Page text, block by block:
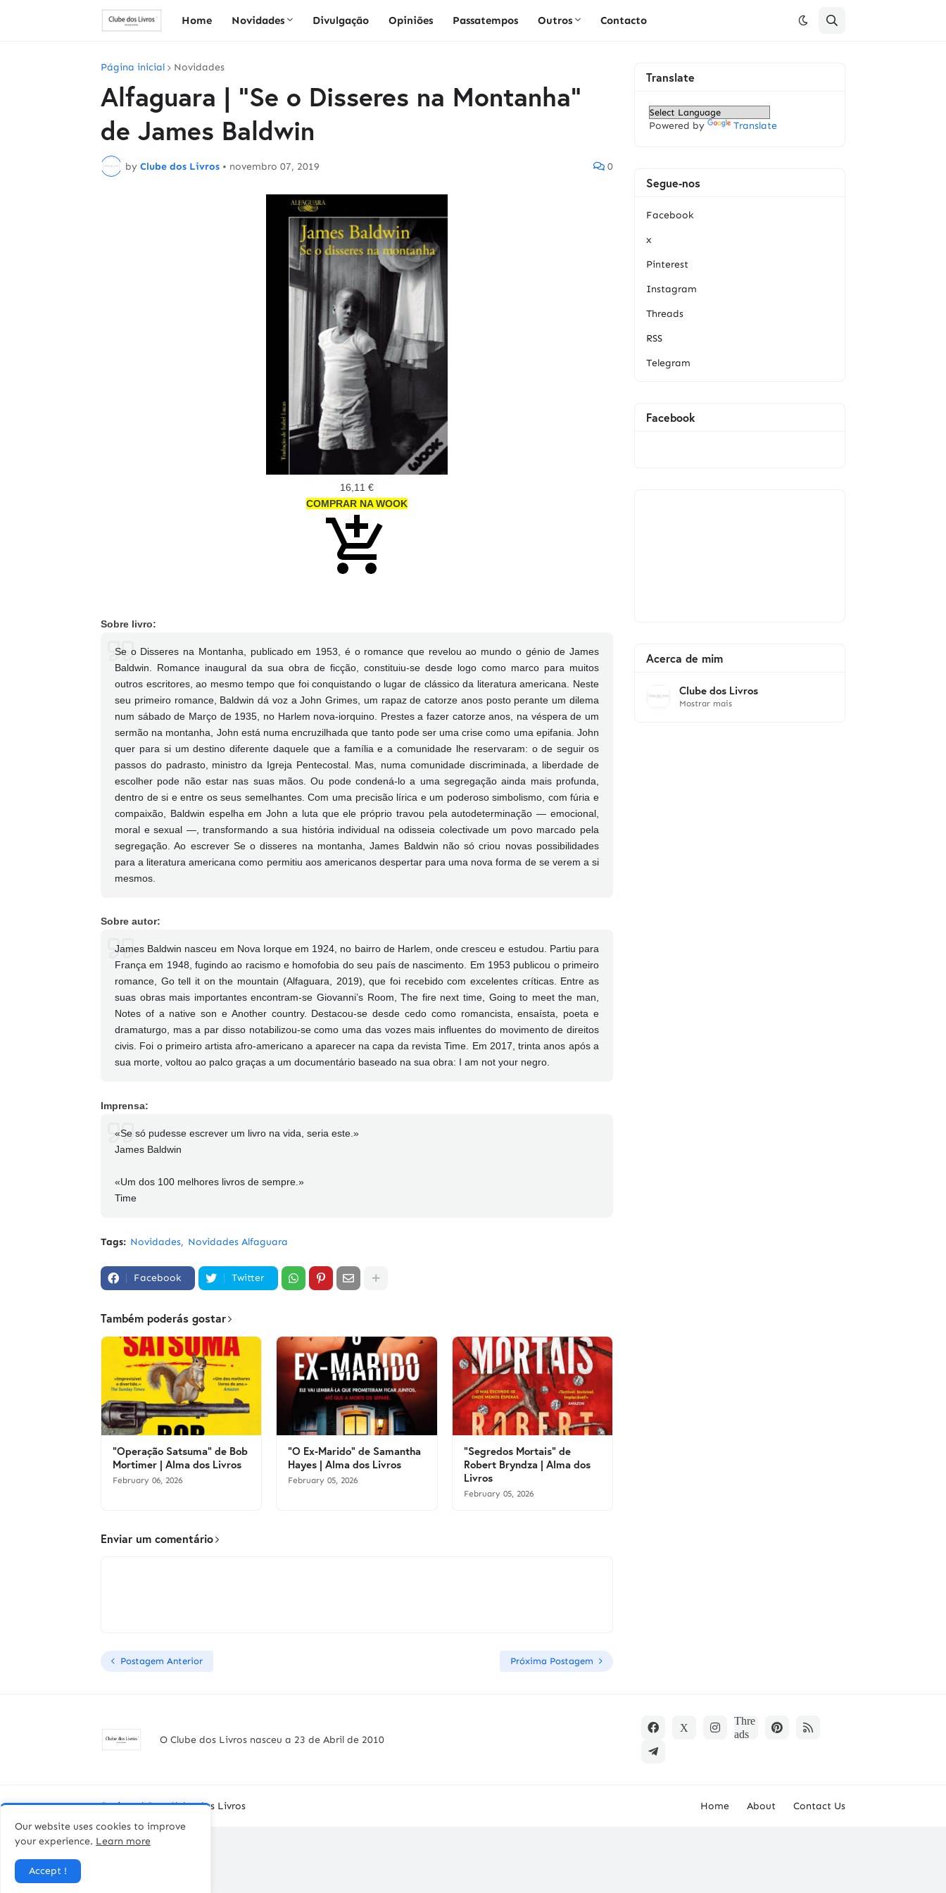
Home Novidades Divulgação Opiniões Passatempos Outros Contacto
Página inicial Novidades
Alfaguara | "Se o Disseres na Montanha"
de James Baldwin
by Clube dos Livros • novembro 07, 2019 0
16,11 €
COMPRAR NA WOOK
Sobre livro:
Se o Disseres na Montanha, publicado em 1953, é o romance que revelou ao mundo o génio de James
Baldwin. Romance inaugural da sua obra de ficção, constituiu-se desde logo como marco para muitos
outros escritores, ao mesmo tempo que foi conquistando o lugar de clássico da literatura americana. Neste
seu primeiro romance, Baldwin dá voz a John Grimes, um rapaz de catorze anos posto perante um dilema
num sábado de Março de 1935, no Harlem nova-iorquino. Prestes a fazer catorze anos, na véspera de um
sermão na montanha, John está numa encruzilhada que tanto pode ser uma crise como uma epifania. John
quer para si um destino diferente daquele que a família e a comunidade lhe reservaram: o de seguir os
passos do padrasto, ministro da Igreja Pentecostal. Mas, numa comunidade discriminada, a liberdade de
escolher pode não estar nas suas mãos. Ou pode condená-lo a uma segregação ainda mais profunda,
dentro de si e entre os seus semelhantes. Com uma precisão lírica e um poderoso simbolismo, com fúria e
compaixão, Baldwin espelha em John a luta que ele próprio travou pela autodeterminação — emocional,
moral e sexual —, transformando a sua história individual na odisseia colectivade um povo marcado pela
segregação. Ao escrever Se o disseres na montanha, James Baldwin não só criou novas possibilidades
para a literatura americana como permitiu aos americanos despertar para uma nova forma de se verem a si
mesmos.
Sobre autor:
James Baldwin nasceu em Nova Iorque em 1924, no bairro de Harlem, onde cresceu e estudou. Partiu para
França em 1948, fugindo ao racismo e homofobia do seu país de nascimento. Em 1953 publicou o primeiro
romance, Go tell it on the mountain (Alfaguara, 2019), que foi recebido com excelentes críticas. Entre as
suas obras mais importantes encontram-se Giovanni’s Room, The fire next time, Going to meet the man,
Notes of a native son e Another country. Destacou-se desde cedo como romancista, ensaísta, poeta e
dramaturgo, mas a par disso notabilizou-se como uma das vozes mais influentes do movimento de direitos
civis. Foi o primeiro artista afro-americano a aparecer na capa da revista Time. Em 2017, trinta anos após a
sua morte, voltou ao palco graças a um documentário baseado na sua obra: I am not your negro.
Imprensa:
«Se só pudesse escrever um livro na vida, seria este.»
James Baldwin
«Um dos 100 melhores livros de sempre.»
Time
Tags: Novidades Novidades Alfaguara
Facebook Twitter
Também poderás gostar
"Operação Satsuma" de Bob
Mortimer | Alma dos Livros
February 06, 2026
"O Ex-Marido" de Samantha
Hayes | Alma dos Livros
February 05, 2026
"Segredos Mortais" de
Robert Bryndza | Alma dos
Livros
February 05, 2026
Enviar um comentário
Postagem Anterior Próxima Postagem
Translate
Powered by Translate
Segue-nos
Facebook
x
Pinterest
Instagram
Threads
RSS
Telegram
Facebook
Acerca de mim
Clube dos Livros
Mostrar mais
O Clube dos Livros nasceu a 23 de Abril de 2010
Designed By -Clube dos Livros Home About
Contact Us
Our website uses cookies to improve
your experience. Learn more
Accept !